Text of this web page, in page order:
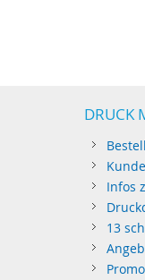
DRUCK
Infos
13